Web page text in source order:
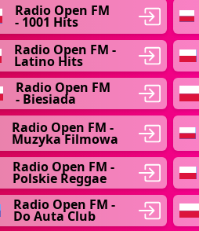
Radio Open FM
- 1001 Hits
Radio Open FM -
Latino Hits
Radio Open FM
- Biesiada
Radio Open FM -
Muzyka Filmowa
Radio Open FM -
Polskie Reggae
Radio Open FM -
Do Auta Club